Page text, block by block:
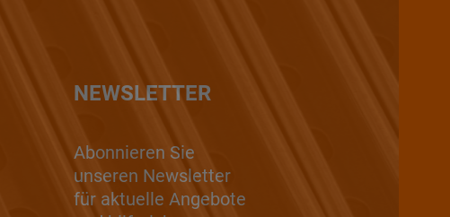
NEWSLETTER
Abonnieren Sie
unseren Newsletter
für aktuelle Angebote